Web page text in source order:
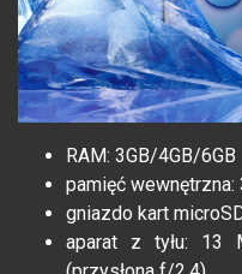
RAM: 3GB/4GB/6GB
pamięć wewnętrzna:
gniazdo kart
aparat z tyłu: 13